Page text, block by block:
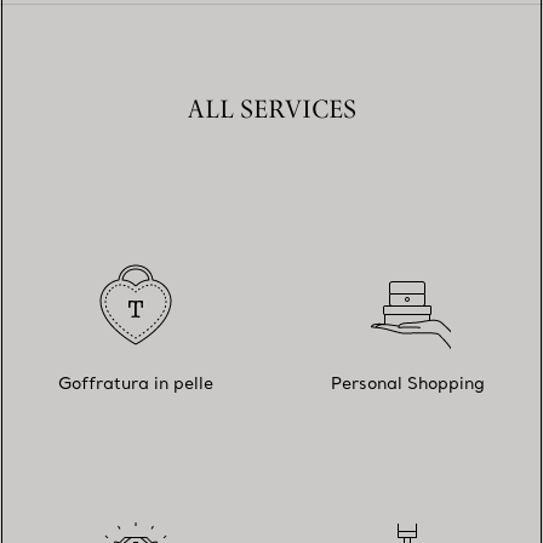
ALL SERVICES
Goffratura in pelle Personal Shopping